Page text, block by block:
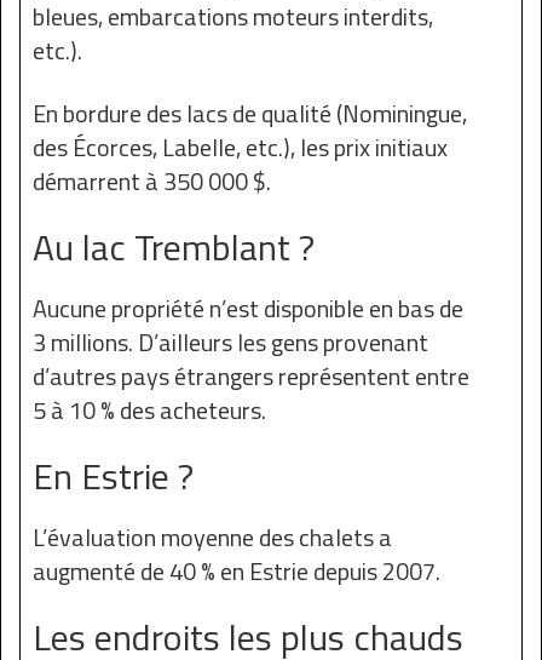
bleues, embarcations moteurs interdits,
etc.).
En bordure des lacs de qualité (Nominingue,
des Écorces, Labelle, etc.), les prix initiaux
démarrent à 350 000 $.
Au lac Tremblant ?
Aucune propriété n’est disponible en bas de
3 millions. D’ailleurs les gens provenant
d’autres pays étrangers représentent entre
5 à 10 % des acheteurs.
En Estrie ?
L’évaluation moyenne des chalets a
augmenté de 40 % en Estrie depuis 2007.
Les endroits les plus chauds